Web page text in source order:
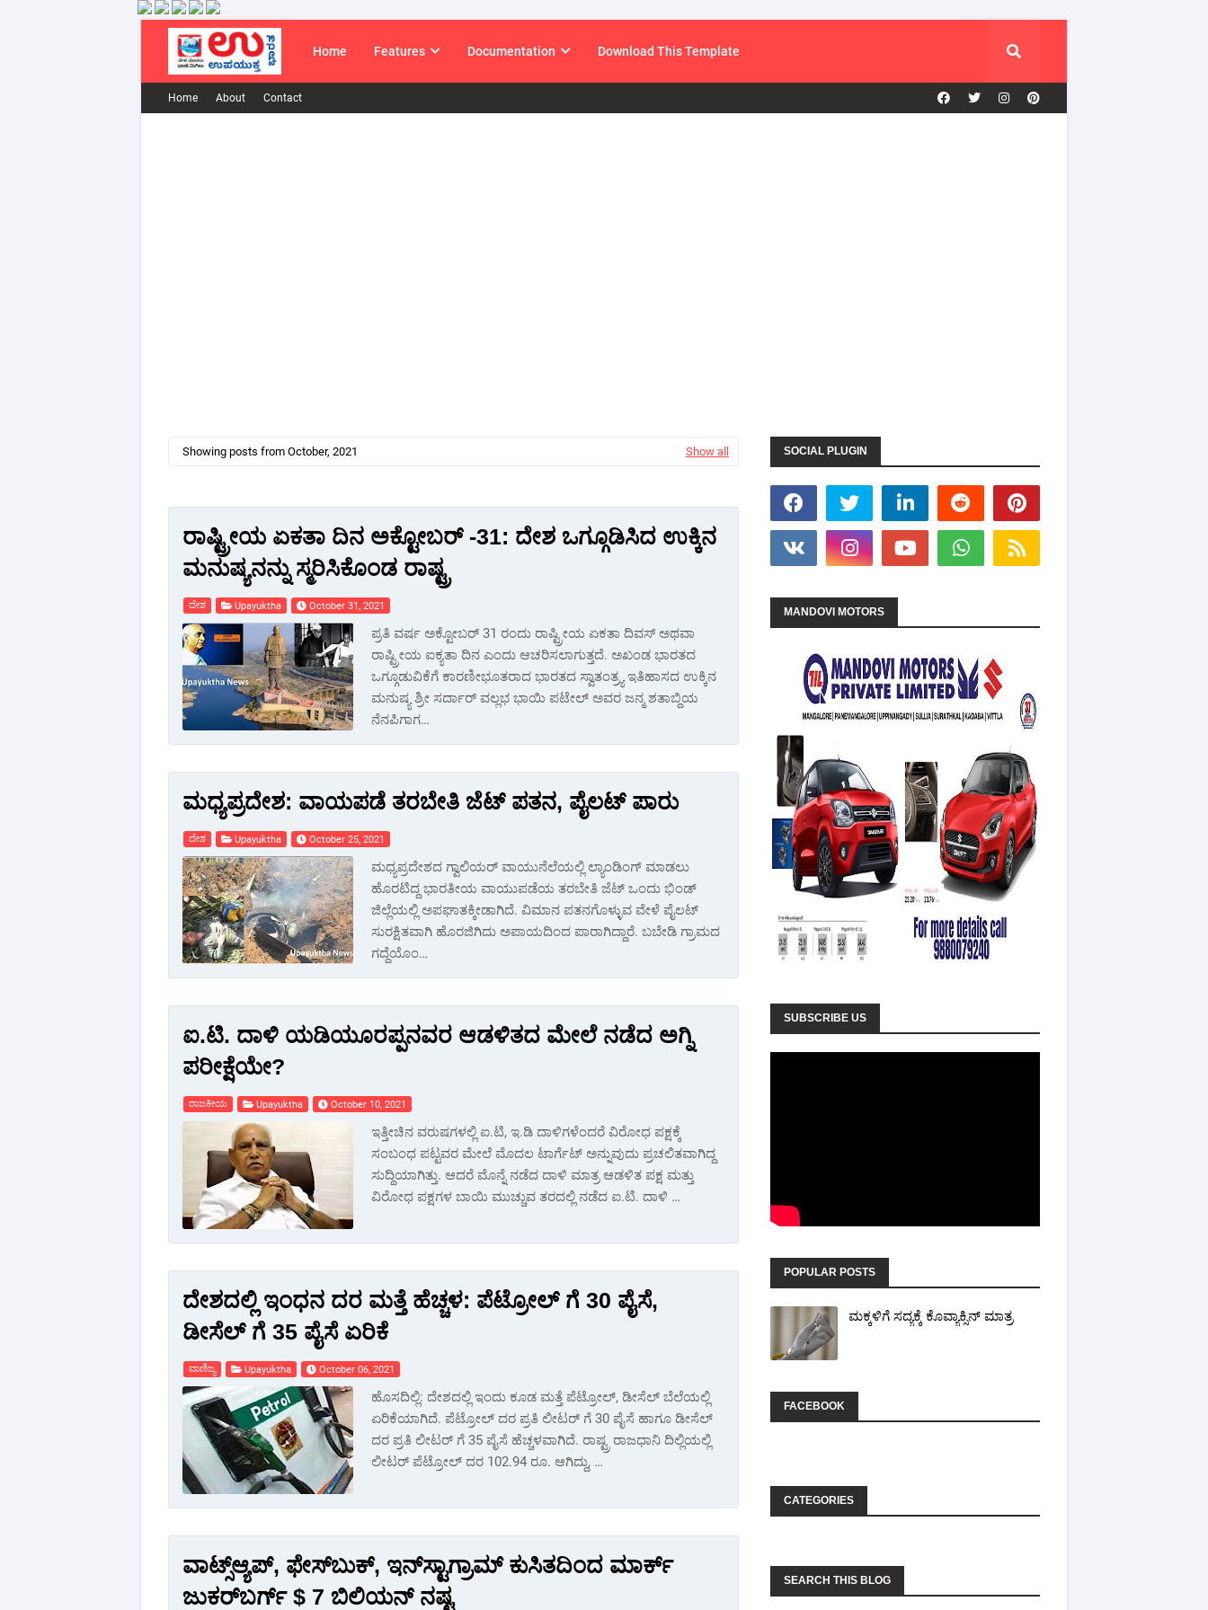
Home Features Documentation Download This Template
Home About Contact
Showing posts from October, 2021 Show all
ರಾಷ್ಟ್ರೀಯ ಏಕತಾ ದಿನ ಅಕ್ಟೋಬರ್ -31: ದೇಶ ಒಗ್ಗೂಡಿಸಿದ ಉಕ್ಕಿನ
ಮನುಷ್ಯನನ್ನು ಸ್ಮರಿಸಿಕೊಂಡ ರಾಷ್ಟ್ರ
ದೇಶ Upayuktha October 31, 2021
ಪ್ರತಿ ವರ್ಷ ಅಕ್ಟೋಬರ್ 31 ರಂದು ರಾಷ್ಟ್ರೀಯ ಏಕತಾ ದಿವಸ್ ಅಥವಾ
ರಾಷ್ಟ್ರೀಯ ಐಕ್ಯತಾ ದಿನ ಎಂದು ಆಚರಿಸಲಾಗುತ್ತದೆ. ಅಖಂಡ ಭಾರತದ
ಒಗ್ಗೂಡುವಿಕೆಗೆ ಕಾರಣೀಭೂತರಾದ ಭಾರತದ ಸ್ವಾತಂತ್ರ್ಯ ಇತಿಹಾಸದ ಉಕ್ಕಿನ
ಮನುಷ್ಯ ಶ್ರೀ ಸರ್ದಾರ್ ವಲ್ಲಭ ಭಾಯಿ ಪಟೇಲ್ ಅವರ ಜನ್ಮ ಶತಾಬ್ದಿಯ
ನೆನಪಿಗಾಗ…
ಮಧ್ಯಪ್ರದೇಶ: ವಾಯಪಡೆ ತರಬೇತಿ ಜೆಟ್ ಪತನ, ಪೈಲಟ್ ಪಾರು
ದೇಶ Upayuktha October 25, 2021
ಮಧ್ಯಪ್ರದೇಶದ ಗ್ವಾಲಿಯರ್‌ ವಾಯುನೆಲೆಯಲ್ಲಿ ಲ್ಯಾಂಡಿಂಗ್‌ ಮಾಡಲು
ಹೊರಟಿದ್ದ ಭಾರತೀಯ ವಾಯುಪಡೆಯ ತರಬೇತಿ ಜೆಟ್‌ ಒಂದು ಭಿಂಡ್
ಜಿಲ್ಲೆಯಲ್ಲಿ ಅಪಘಾತಕ್ಕೀಡಾಗಿದೆ. ವಿಮಾನ ಪತನಗೊಳ್ಳುವ ವೇಳೆ ಪೈಲಟ್‌
ಸುರಕ್ಷಿತವಾಗಿ ಹೊರಜಿಗಿದು ಅಪಾಯದಿಂದ ಪಾರಾಗಿದ್ದಾರೆ. ಬಬೇಡಿ ಗ್ರಾಮದ
ಗದ್ದೆಯೊಂ…
ಐ.ಟಿ. ದಾಳಿ ಯಡಿಯೂರಪ್ಪನವರ ಆಡಳಿತದ ಮೇಲೆ ನಡೆದ ಅಗ್ನಿ
ಪರೀಕ್ಷೆಯೇ?
ರಾಜಕೀಯ Upayuktha October 10, 2021
ಇತ್ತೀಚಿನ ವರುಷಗಳಲ್ಲಿ ಐ.ಟಿ, ಇ.ಡಿ ದಾಳಿಗಳೆಂದರೆ ವಿರೇೂಧ ಪಕ್ಷಕ್ಕೆ
ಸಂಬಂಧ ಪಟ್ಟವರ ಮೇಲೆ ಮೊದಲ ಟಾರ್ಗೆಟ್ ಅನ್ನುವುದು ಪ್ರಚಲಿತವಾಗಿದ್ದ
ಸುದ್ದಿಯಾಗಿತ್ತು. ಆದರೆ ಮೊನ್ನೆ ನಡೆದ ದಾಳಿ ಮಾತ್ರ ಆಡಳಿತ ಪಕ್ಷ ಮತ್ತು
ವಿರೇೂಧ ಪಕ್ಷಗಳ ಬಾಯಿ ಮುಚ್ಚುವ ತರದಲ್ಲಿ ನಡೆದ ಐ.ಟಿ. ದಾಳಿ …
ದೇಶದಲ್ಲಿ ಇಂಧನ ದರ ಮತ್ತೆ ಹೆಚ್ಚಳ: ಪೆಟ್ರೋಲ್ ಗೆ 30 ಪೈಸೆ,
ಡೀಸೆಲ್ ಗೆ 35 ಪೈಸೆ ಏರಿಕೆ
ವಾಣಿಜ್ಯ Upayuktha October 06, 2021
ಹೊಸದಿಲ್ಲಿ: ದೇಶದಲ್ಲಿ ಇಂದು ಕೂಡ ಮತ್ತೆ ಪೆಟ್ರೋಲ್, ಡೀಸೆಲ್ ಬೆಲೆಯಲ್ಲಿ
ಏರಿಕೆಯಾಗಿದೆ. ಪೆಟ್ರೋಲ್ ದರ ಪ್ರತಿ ಲೀಟರ್ ಗೆ 30 ಪೈಸೆ ಹಾಗೂ ಡೀಸೆಲ್
ದರ ಪ್ರತಿ ಲೀಟರ್ ಗೆ 35 ಪೈಸೆ ಹೆಚ್ಚಳವಾಗಿದೆ. ರಾಷ್ಟ್ರ ರಾಜಧಾನಿ ದಿಲ್ಲಿಯಲ್ಲಿ
ಲೀಟರ್ ಪೆಟ್ರೋಲ್ ದರ 102.94 ರೂ. ಆಗಿದ್ದು, …
ವಾಟ್ಸ್‌ಆ್ಯಪ್‌, ಫೇಸ್‌ಬುಕ್, ಇನ್‌ಸ್ಟಾಗ್ರಾಮ್ ಕುಸಿತದಿಂದ ಮಾರ್ಕ್
ಜುಕರ್‌ಬರ್ಗ್ $ 7 ಬಿಲಿಯನ್ ನಷ್ಟ
SOCIAL PLUGIN
MANDOVI MOTORS
SUBSCRIBE US
POPULAR POSTS
ಮಕ್ಕಳಿಗೆ ಸದ್ಯಕ್ಕೆ ಕೊವ್ಯಾಕ್ಸಿನ್ ಮಾತ್ರ
FACEBOOK
CATEGORIES
SEARCH THIS BLOG